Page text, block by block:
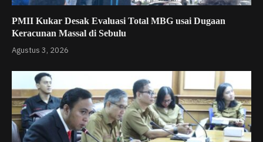
PMII Kukar Desak Evaluasi Total MBG usai Dugaan
Keracunan Massal di Sebulu
Agustus 3, 2026